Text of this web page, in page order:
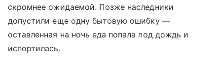
скромнее ожидаемой. Позже наследники
допустили еще одну бытовую ошибку —
оставленная на ночь еда попала под дождь и
испортилась.